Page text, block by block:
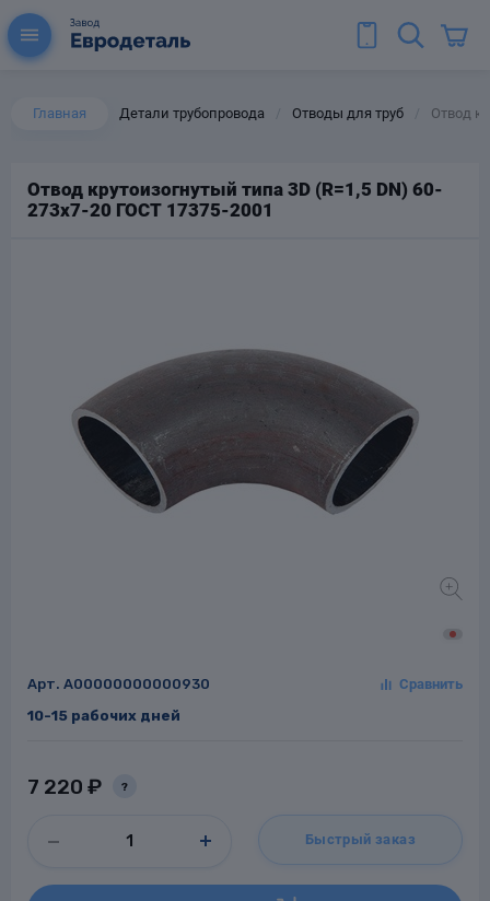
Главная Детали трубопровода Отводы для труб Отвод
Отвод крутоизогнутый типа 3D (R=1,5 DN) 60-
273х7-20 ГОСТ 17375-2001
Арт. A00000000000930
10-15 рабочих дней
7 220 ₽ ?
Быстрый заказ
для труб
стальные